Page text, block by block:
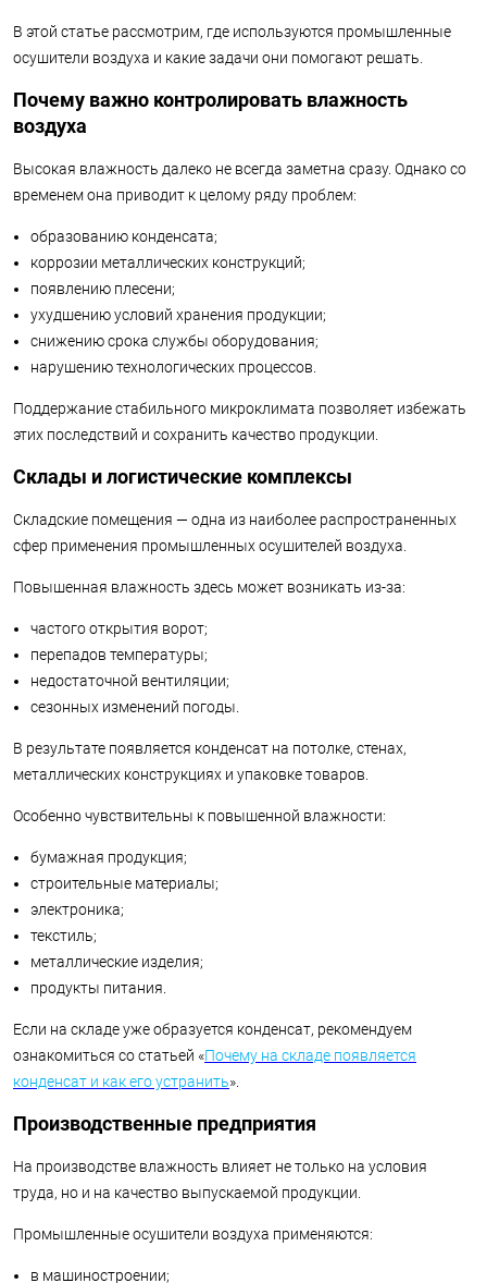
В этой статье рассмотрим, где используются промышленные
осушители воздуха и какие задачи они помогают решать.
Почему важно контролировать влажность
воздуха
Высокая влажность далеко не всегда заметна сразу. Однако со
временем она приводит к целому ряду проблем:
образованию конденсата;
коррозии металлических конструкций;
появлению плесени;
ухудшению условий хранения продукции;
снижению срока службы оборудования;
нарушению технологических процессов.
Поддержание стабильного микроклимата позволяет избежать
этих последствий и сохранить качество продукции.
Склады и логистические комплексы
Складские помещения — одна из наиболее распространенных
сфер применения промышленных осушителей воздуха.
Повышенная влажность здесь может возникать из-за:
частого открытия ворот;
перепадов температуры;
недостаточной вентиляции;
сезонных изменений погоды.
В результате появляется конденсат на потолке, стенах,
металлических конструкциях и упаковке товаров.
Особенно чувствительны к повышенной влажности:
бумажная продукция;
строительные материалы;
электроника;
текстиль;
металлические изделия;
продукты питания.
Если на складе уже образуется конденсат, рекомендуем
ознакомиться со статьей «Почему на складе появляется
конденсат и как его устранить».
Производственные предприятия
На производстве влажность влияет не только на условия
труда, но и на качество выпускаемой продукции.
Промышленные осушители воздуха применяются:
в машиностроении;